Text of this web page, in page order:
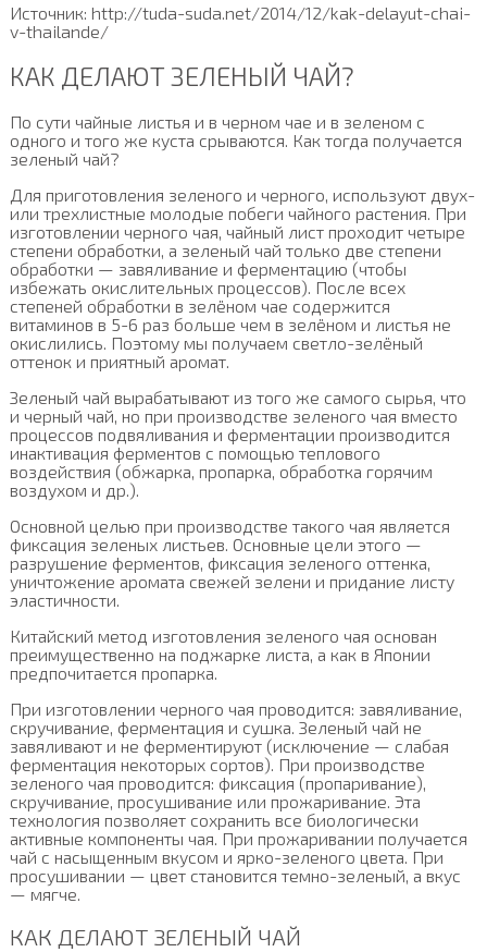
Источник: http://tuda-suda.net/2014/12/kak-delayut-chai-
v-thailande/
КАК ДЕЛАЮТ ЗЕЛЕНЫЙ ЧАЙ?
По сути чайные листья и в черном чае и в зеленом с
одного и того же куста срываются. Как тогда получается
зеленый чай?
Для приготовления зеленого и черного, используют двух-
или трехлистные молодые побеги чайного растения. При
изготовлении черного чая, чайный лист проходит четыре
степени обработки, а зеленый чай только две степени
обработки — завяливание и ферментацию (чтобы
избежать окислительных процессов). После всех
степеней обработки в зелёном чае содержится
витаминов в 5-6 раз больше чем в зелёном и листья не
окислились. Поэтому мы получаем светло-зелёный
оттенок и приятный аромат.
Зеленый чай вырабатывают из того же самого сырья, что
и черный чай, но при производстве зеленого чая вместо
процессов подвяливания и ферментации производится
инактивация ферментов с помощью теплового
воздействия (обжарка, пропарка, обработка горячим
воздухом и др.).
Основной целью при производстве такого чая является
фиксация зеленых листьев. Основные цели этого —
разрушение ферментов, фиксация зеленого оттенка,
уничтожение аромата свежей зелени и придание листу
эластичности.
Китайский метод изготовления зеленого чая основан
преимущественно на поджарке листа, а как в Японии
предпочитается пропарка.
При изготовлении черного чая проводится: завяливание,
скручивание, ферментация и сушка. Зеленый чай не
завяливают и не ферментируют (исключение — слабая
ферментация некоторых сортов). При производстве
зеленого чая проводится: фиксация (пропаривание),
скручивание, просушивание или прожаривание. Эта
технология позволяет сохранить все биологически
активные компоненты чая. При прожаривании получается
чай с насыщенным вкусом и ярко-зеленого цвета. При
просушивании — цвет становится темно-зеленый, а вкус
— мягче.
КАК ДЕЛАЮТ ЗЕЛЕНЫЙ ЧАЙ